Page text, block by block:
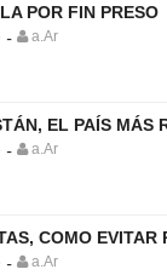
POR FIN PRESO
- a.Ar
EL PAÍS MÁS
- a.Ar
COMO EVITAR
- a.Ar